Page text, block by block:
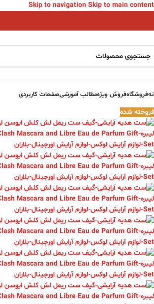
Skip to navigation Skip to main content
فروشگاهفروش ویژهمطالب آموزشیصفحات کاربردی
فروخته شده